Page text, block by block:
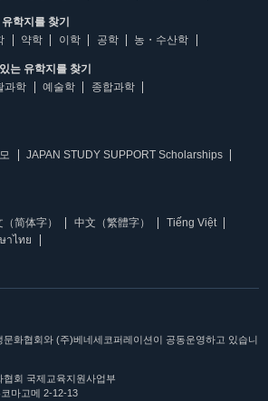
학지를 찾기
약학 이학 공학 농・수산학
는 유학지를 찾기
과학 예술학 종합과학
JAPAN STUDY SUPPORT Scholarships
简体字） 中文（繁體字）
Tiếng Việt
าไทย
화협회와 (주)베네세코퍼레이션이 공동운영하고 있습니
회 국제교육지원사업부
마고메 2-12-13